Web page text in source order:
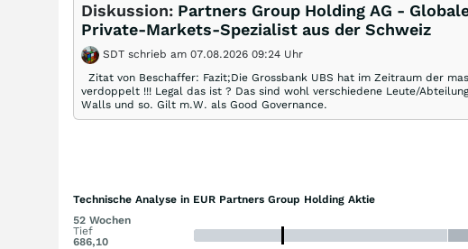
Diskussion: Partners Group Holding AG -
Private‑Markets‑Spezialist aus der Schweiz
SDT schrieb am 07.08.2026 09:24 Uhr
Zitat von Beschaffer: Fazit;Die Grossbank UBS hat im Zeitraum der
verdoppelt !!! Legal das ist ? Das sind wohl verschiedene Leute/
Walls und so. Gilt m.W. als Good Governance.
Technische Analyse in EUR Partners Group Holding Aktie
52 Wochen
Tief
686,10